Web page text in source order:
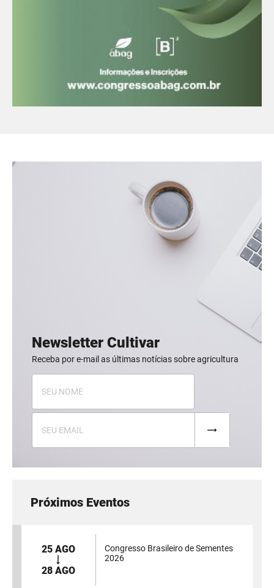
Newsletter Cultivar
Receba por e-mail as últimas notícias sobre agricultura
Próximos Eventos
25 AGO
28 AGO
Congresso Brasileiro de Sementes
2026